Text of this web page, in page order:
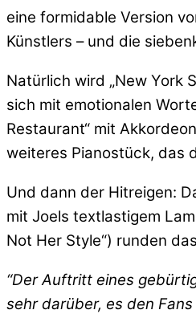
eine formidable Version
Künstlers – und die
Natürlich wird „New York
sich mit emotionalen
Restaurant“ mit
weiteres Pianostück, das
Und dann der Hitreigen:
mit Joels textlastigem
Not Her Style“) runden
“Der Auftritt eines
sehr darüber, es den